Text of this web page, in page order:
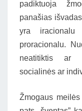
padiktuoja
panašias
yra iracionalu
proracionalu.
neatitiktis ar
socialinės ar
Žmogaus